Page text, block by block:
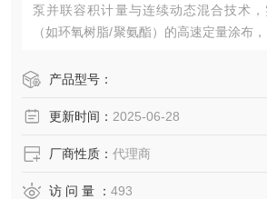
泵并联容积计量与连续动态混合技术
（如环氧树脂/聚氨酯）的高速定量涂布
塞结构兼顾微量点胶（0.01ml）与大流
配低粘度溶剂至高粘度膏体（1-50,000cP
产品型号：
更新时间： 2025-06-28
厂商性质： 代理商
访 问 量 ： 493